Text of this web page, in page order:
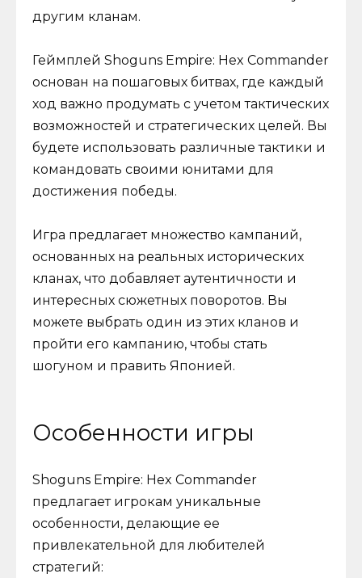
другим кланам.
Геймплей Shoguns Empire: Hex Commander
основан на пошаговых битвах, где каждый
ход важно продумать с учетом тактических
возможностей и стратегических целей. Вы
будете использовать различные тактики и
командовать своими юнитами для
достижения победы.
Игра предлагает множество кампаний,
основанных на реальных исторических
кланах, что добавляет аутентичности и
интересных сюжетных поворотов. Вы
можете выбрать один из этих кланов и
пройти его кампанию, чтобы стать
шогуном и править Японией.
Особенности игры
Shoguns Empire: Hex Commander
предлагает игрокам уникальные
особенности, делающие ее
привлекательной для любителей
стратегий: